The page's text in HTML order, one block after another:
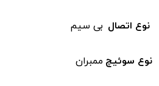
نوع اتصال بی سیم
نوع سوئیچ ممبران